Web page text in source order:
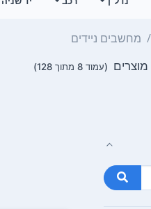
מחשבים ניידים
(עמוד 8 מתוך 128)